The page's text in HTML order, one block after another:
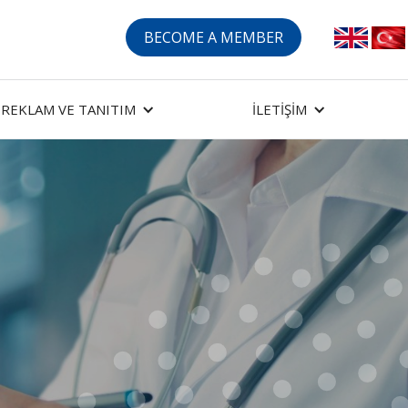
BECOME A MEMBER
REKLAM VE TANITIM İLETİŞİM